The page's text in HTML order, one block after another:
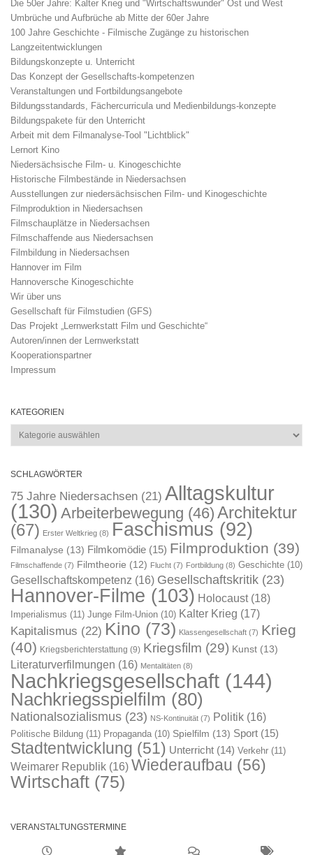
Die 50er Jahre: Kalter Krieg und "Wirtschaftswunder" Ost und West
Umbrüche und Aufbrüche ab Mitte der 60er Jahre
100 Jahre Geschichte - Filmische Zugänge zu historischen
Langzeitentwicklungen
Bildungskonzepte u. Unterricht
Das Konzept der Gesellschafts-kompetenzen
Veranstaltungen und Fortbildungsangebote
Bildungsstandards, Fächercurricula und Medienbildungs-konzepte
Bildungspakete für den Unterricht
Arbeit mit dem Filmanalyse-Tool "Lichtblick"
Lernort Kino
Niedersächsische Film- u. Kinogeschichte
Historische Filmbestände in Niedersachsen
Ausstellungen zur niedersächsischen Film- und Kinogeschichte
Filmproduktion in Niedersachsen
Filmschauplätze in Niedersachsen
Filmschaffende aus Niedersachsen
Filmbildung in Niedersachsen
Hannover im Film
Hannoversche Kinogeschichte
Wir über uns
Gesellschaft für Filmstudien (GFS)
Das Projekt „Lernwerkstatt Film und Geschichte“
Autoren/innen der Lernwerkstatt
Kooperationspartner
Impressum
KATEGORIEN
Kategorien
SCHLAGWÖRTER
75 Jahre Niedersachsen (21) Alltagskultur
(130) Arbeiterbewegung (46) Architektur
(67) Erster Weltkrieg (8) Faschismus (92)
Filmanalyse (13) Filmkomödie (15) Filmproduktion (39)
Filmschaffende (7) Filmtheorie (12) Flucht (7) Fortbildung (8) Geschichte (10)
Gesellschaftskompetenz (16) Gesellschaftskritik (23)
Hannover-Filme (103) Holocaust(18)
Imperialismus (11) Junge Film-Union (10) Kalter Krieg (17)
Kapitalismus (22) Kino (73) Klassengesellschaft (7) Krieg
(40) Kriegsberichterstattung (9) Kriegsfilm (29) Kunst (13)
Literaturverfilmungen (16) Mentalitäten (8)
Nachkriegsgesellschaft (144)
Nachkriegsspielfilm (80)
Nationalsozialismus (23) NS-Kontinuität (7) Politik (16)
Politische Bildung (11) Propaganda (10) Spielfilm (13) Sport (15)
Stadtentwicklung (51) Unterricht (14) Verkehr (11)
Weimarer Republik (16) Wiederaufbau (56)
Wirtschaft (75)
VERANSTALTUNGSTERMINE